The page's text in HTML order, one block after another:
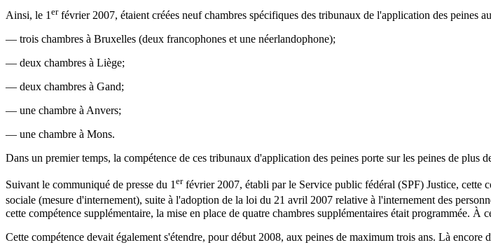
Ainsi, le 1 erfévrier 2007, étaient créées neuf chambres spécifiques des tribunaux de l'application des peines
— trois chambres à Bruxelles (deux francophones et une néerlandophone);
— deux chambres à Liège;
— deux chambres à Gand;
— une chambre à Anvers;
— une chambre à Mons.
Dans un premier temps, la compétence de ces tribunaux d'application des peines porte sur les peines de plus
Suivant le communiqué de presse du 1 erfévrier 2007, établi par le Service public fédéral (SPF) Justice, cette
sociale (mesure d'internement), suite à l'adoption de la loi du 21 avril 2007 relative à l'internement des
cette compétence supplémentaire, la mise en place de quatre chambres supplémentaires était programmée. À
Cette compétence devait également s'étendre, pour début 2008, aux peines de maximum trois ans. Là encore